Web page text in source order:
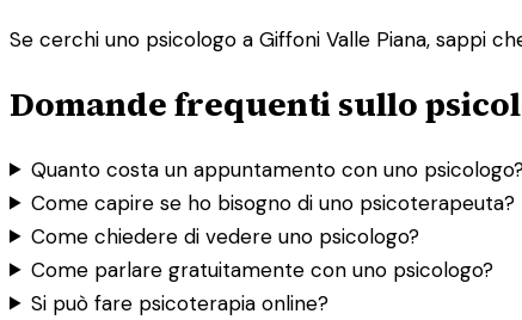
Se cerchi uno psicologo a Giffoni Valle Piana, sappi
Domande frequenti sullo
Quanto costa un appuntamento con uno
Come capire se ho bisogno di uno psicoterapeuta?
Come chiedere di vedere uno psicologo?
Come parlare gratuitamente con uno psicologo?
Si può fare psicoterapia online?